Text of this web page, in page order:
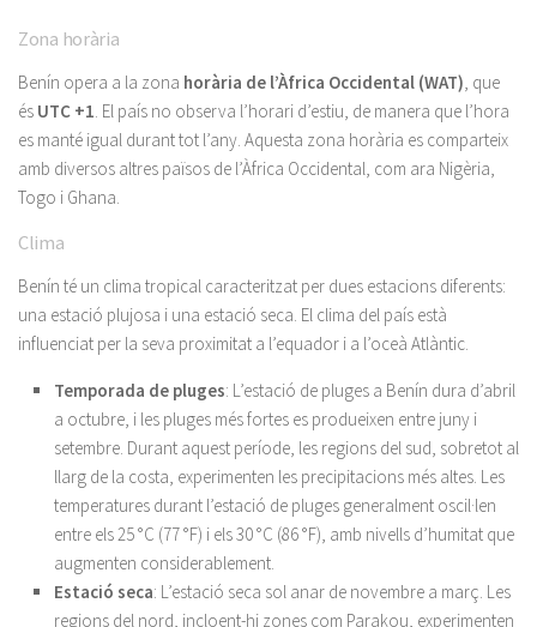
Zona horària
Benín opera a la zona horària de l’Àfrica Occidental (WAT), que
és UTC +1. El país no observa l’horari d’estiu, de manera que l’hora
es manté igual durant tot l’any. Aquesta zona horària es comparteix
amb diversos altres països de l’Àfrica Occidental, com ara Nigèria,
Togo i Ghana.
Clima
Benín té un clima tropical caracteritzat per dues estacions diferents:
una estació plujosa i una estació seca. El clima del país està
influenciat per la seva proximitat a l’equador i a l’oceà Atlàntic.
Temporada de pluges: L’estació de pluges a Benín dura d’abril
a octubre, i les pluges més fortes es produeixen entre juny i
setembre. Durant aquest període, les regions del sud, sobretot al
llarg de la costa, experimenten les precipitacions més altes. Les
temperatures durant l’estació de pluges generalment oscil·len
entre els 25 °C (77 °F) i els 30 °C (86 °F), amb nivells d’humitat que
augmenten considerablement.
Estació seca: L’estació seca sol anar de novembre a març. Les
regions del nord, incloent-hi zones com Parakou, experimenten